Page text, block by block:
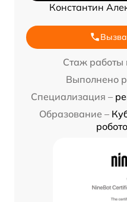
Константин
Стаж работы
Выполнено
Специализация –
Образование –